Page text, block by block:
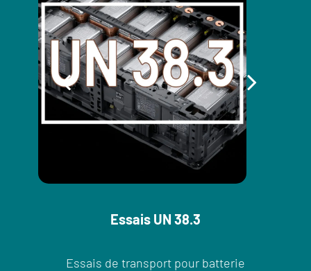
Essais UN 38.3
Essais de transport pour batterie